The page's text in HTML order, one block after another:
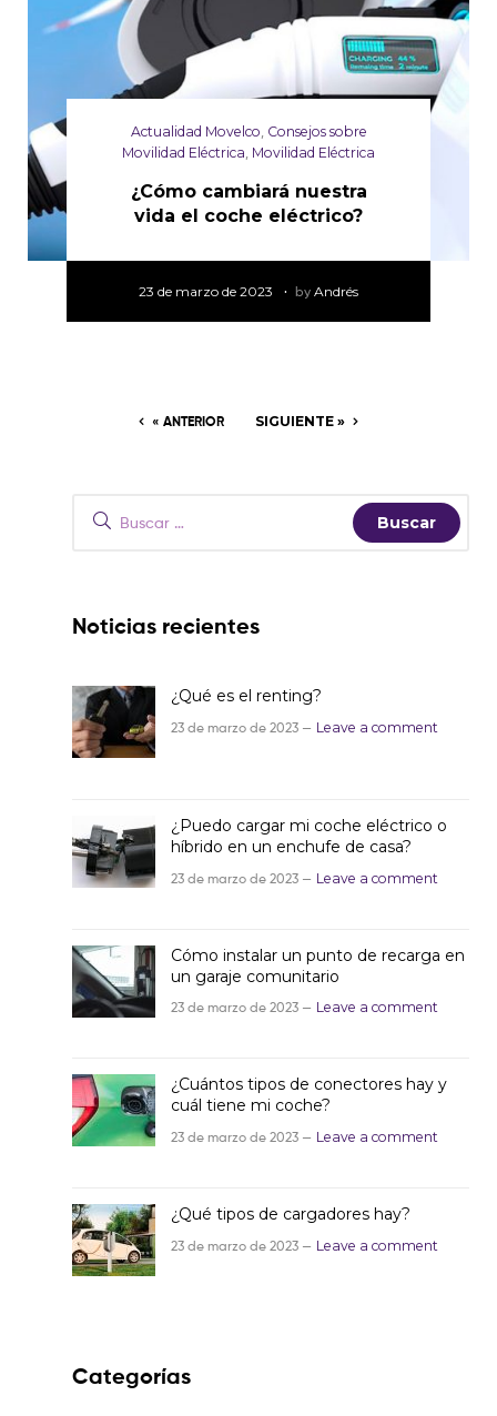
Actualidad Movelco, Consejos sobre
Movilidad Eléctrica, Movilidad Eléctrica
¿Cómo cambiará nuestra
vida el coche eléctrico?
23 de marzo de 2023 by Andrés
« ANTERIOR SIGUIENTE »
Noticias recientes
¿Qué es el renting?
23 de marzo de 2023 — Leave a comment
¿Puedo cargar mi coche eléctrico o
híbrido en un enchufe de casa?
23 de marzo de 2023 — Leave a comment
Cómo instalar un punto de recarga en
un garaje comunitario
23 de marzo de 2023 — Leave a comment
¿Cuántos tipos de conectores hay y
cuál tiene mi coche?
23 de marzo de 2023 — Leave a comment
¿Qué tipos de cargadores hay?
23 de marzo de 2023 — Leave a comment
Categorías